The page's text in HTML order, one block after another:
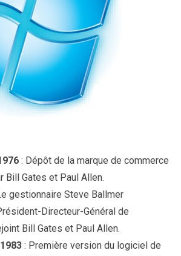
: Dépôt de la marque de commerce
Bill Gates et Paul Allen.
gestionnaire Steve Ballmer
Directeur-Général de
Bill Gates et Paul Allen.
: Première version du logiciel de